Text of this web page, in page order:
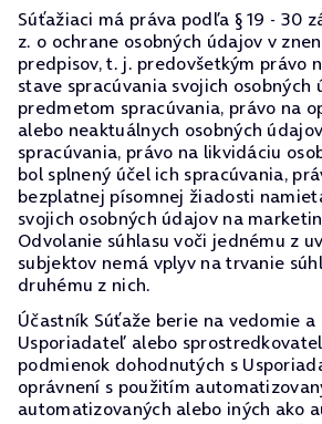
Súťažiaci má práva podľa § 19 - 30
z. o ochrane osobných údajov v
predpisov, t. j. predovšetkým právo
stave spracúvania svojich osobných
predmetom spracúvania, právo na
alebo neaktuálnych osobných
spracúvania, právo na likvidáciu
bol splnený účel ich spracúvania,
bezplatnej písomnej žiadosti
svojich osobných údajov na
Odvolanie súhlasu voči jednému z
subjektov nemá vplyv na trvanie
druhému z nich.
Účastník Súťaže berie na vedomie a
Usporiadateľ alebo
podmienok dohodnutých s
oprávnení s použitím
automatizovaných alebo iných ako